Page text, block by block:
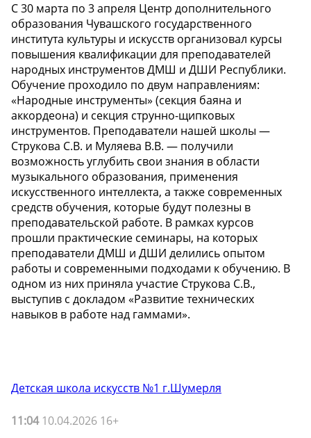
С 30 марта по 3 апреля Центр дополнительного
образования Чувашского государственного
института культуры и искусств организовал курсы
повышения квалификации для преподавателей
народных инструментов ДМШ и ДШИ Республики.
Обучение проходило по двум направлениям:
«Народные инструменты» (секция баяна и
аккордеона) и секция струнно-щипковых
инструментов. Преподаватели нашей школы —
Струкова С.В. и Муляева В.В. — получили
возможность углубить свои знания в области
музыкального образования, применения
искусственного интеллекта, а также современных
средств обучения, которые будут полезны в
преподавательской работе. В рамках курсов
прошли практические семинары, на которых
преподаватели ДМШ и ДШИ делились опытом
работы и современными подходами к обучению. В
одном из них приняла участие Струкова С.В.,
выступив с докладом «Развитие технических
навыков в работе над гаммами».
Детская школа искусств №1 г.Шумерля
11:0410.04.2026 16+